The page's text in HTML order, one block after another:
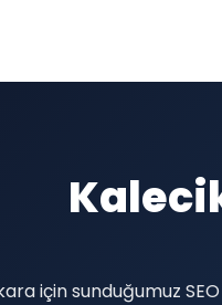
için sunduğumuz